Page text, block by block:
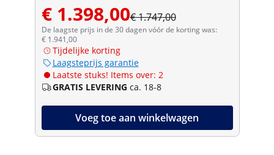
€ 1.398,00€ 1.747,00
De laagste prijs in de 30 dagen vóór de korting was:
€ 1.941,00
Tijdelijke korting
Laagsteprijs garantie
Laatste stuks! Items over: 2
GRATIS LEVERING ca. 18-8
Voeg toe aan winkelwagen